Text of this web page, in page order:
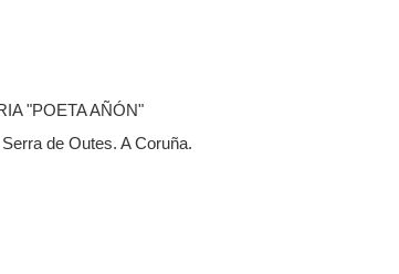
"POETA AÑÓN"
de Outes. A Coruña.